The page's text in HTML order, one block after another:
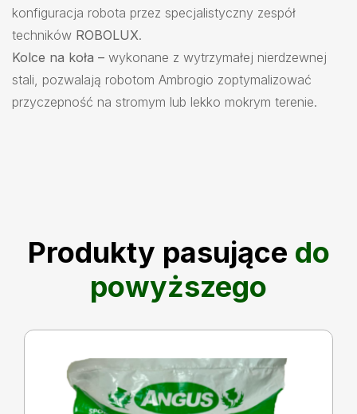
konfiguracja robota przez specjalistyczny zespół
techników ROBOLUX.
Kolce na koła – wykonane z wytrzymałej nierdzewnej
stali, pozwalają robotom Ambrogio zoptymalizować
przyczepność na stromym lub lekko mokrym terenie.
Produkty pasujące do
powyższego